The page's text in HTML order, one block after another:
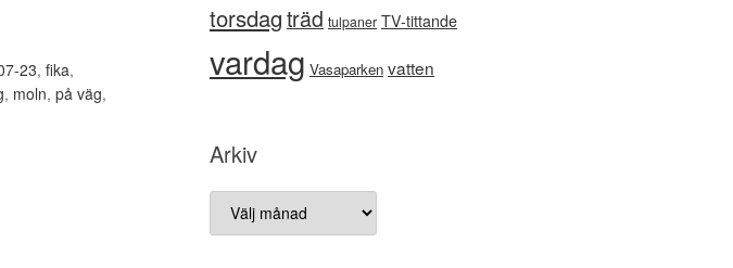
23, fika,
, moln, på väg,
torsdagträd tulpaner TV-tittande
vardag Vasaparken vatten
Arkiv
Arkiv